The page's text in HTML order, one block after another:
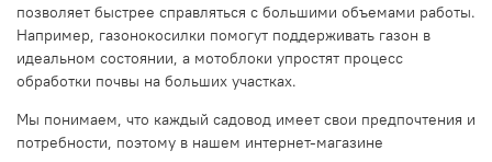
позволяет быстрее справляться с большими объемами работы.
Например, газонокосилки помогут поддерживать газон в
идеальном состоянии, а мотоблоки упростят процесс
обработки почвы на больших участках.
Мы понимаем, что каждый садовод имеет свои предпочтения и
потребности, поэтому в нашем интернет-магазине